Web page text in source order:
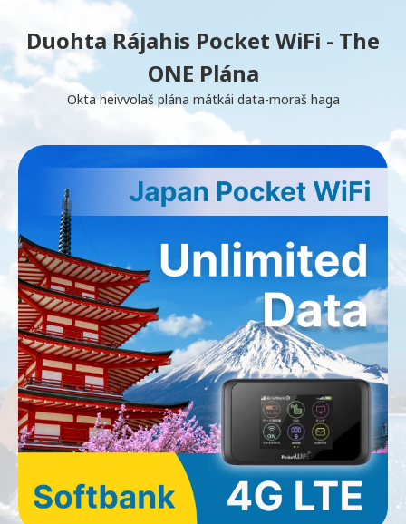
Duohta Rájahis Pocket WiFi - The
ONE Plána
Okta heivvolaš plána mátkái data-moraš haga